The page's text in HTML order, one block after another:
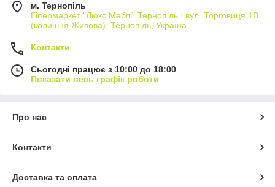
м. Тернопіль
Гіпермаркет "Люкс Меблі" Тернопіль : вул. Торговиця 1В
(колишня Живова), Тернопіль, Україна
Контакти
Сьогодні працює з 10:00 до 18:00
Показати весь графік роботи
Про нас
Контакти
Доставка та оплата